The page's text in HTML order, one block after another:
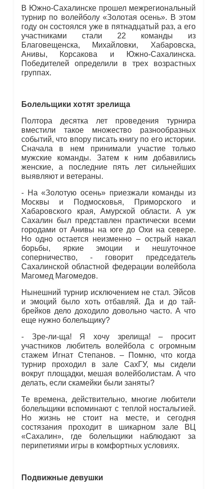
В Южно-Сахалинске прошел межрегиональный
турнир по волейболу «Золотая осень». В этом
году он состоялся уже в пятнадцатый раз, а его
участниками стали 22 команды из
Благовещенска, Михайловки, Хабаровска,
Анивы, Корсакова и Южно-Сахалинска.
Победителей определили в трех возрастных
группах.
Болельщики хотят зрелища
Полтора десятка лет проведения турнира
вместили такое множество разнообразных
событий, что впору писать книгу по его истории.
Сначала в нем принимали участие только
мужские команды. Затем к ним добавились
женские, а последние пять лет сильнейших
выявляют и ветераны.
- На «Золотую осень» приезжали команды из
Москвы и Подмосковья, Приморского и
Хабаровского края, Амурской области. А уж
Сахалин был представлен практически всеми
городами от Анивы на юге до Охи на севере.
Но одно остается неизменно – острый накал
борьбы, яркие эмоции и нешуточное
соперничество, - говорит председатель
Сахалинской областной федерации волейбола
Магомед Магомедов.
Нынешний турнир исключением не стал. Эйсов
и эмоций было хоть отбавляй. Да и до тай-
брейков дело доходило довольно часто. А что
еще нужно болельщику?
- Зре-ли-ща! Я хочу зрелища! – просит
участников любитель волейбола с огромным
стажем Игнат Степанов. – Помню, что когда
турнир проходил в зале СахГУ, мы сидели
вокруг площадки, мешая волейболистам. А что
делать, если скамейки были заняты?
Те времена, действительно, многие любители
болельщики вспоминают с теплой ностальгией.
Но жизнь не стоит на месте, и сегодня
состязания проходит в шикарном зале ВЦ
«Сахалин», где болельщики наблюдают за
перипетиями игры в комфортных условиях.
Подвижные девушки